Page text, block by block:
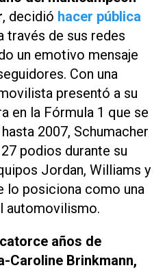
, decidió hacer pública
través de sus redes
un emotivo mensaje
Con una
presentó a su
en la Fórmula 1 que se
2007, Schumacher
podios durante su
Jordan, Williams y
lo posiciona como una
automovilismo.
años de
Caroline Brinkmann,